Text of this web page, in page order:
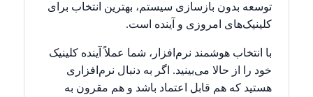
توسعه بدون بازسازی سیستم، بهترین انتخاب برای
کلینیک‌های امروزی و آینده است.
با انتخاب هوشمند نرم‌افزار، شما عملاً آینده کلینیک
خود را از حالا می‌بینید. اگر به دنبال نرم‌افزاری
هستید که هم قابل اعتماد باشد و هم مقرون به